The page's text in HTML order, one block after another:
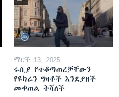
ማርች 13, 2025
ሩሲያ የተቆጣጠረቻቸውን
የዩክሬን ግዛቶች እንደያዘች
መቀጠል ትሻለች